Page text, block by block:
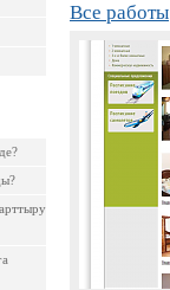
Все работы